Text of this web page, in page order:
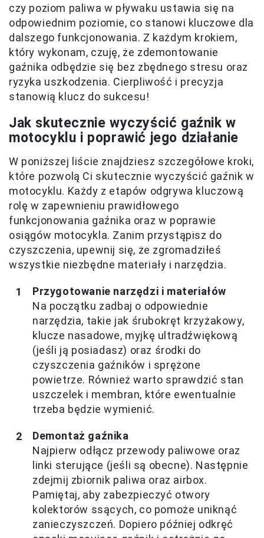
czy poziom paliwa w pływaku ustawia się na
odpowiednim poziomie, co stanowi kluczowe dla
dalszego funkcjonowania. Z każdym krokiem,
który wykonam, czuję, że zdemontowanie
gaźnika odbędzie się bez zbędnego stresu oraz
ryzyka uszkodzenia. Cierpliwość i precyzja
stanowią klucz do sukcesu!
Jak skutecznie wyczyścić gaźnik w
motocyklu i poprawić jego działanie
W poniższej liście znajdziesz szczegółowe kroki,
które pozwolą Ci skutecznie wyczyścić gaźnik w
motocyklu. Każdy z etapów odgrywa kluczową
rolę w zapewnieniu prawidłowego
funkcjonowania gaźnika oraz w poprawie
osiągów motocykla. Zanim przystąpisz do
czyszczenia, upewnij się, że zgromadziłeś
wszystkie niezbędne materiały i narzędzia.
Przygotowanie narzędzi i materiałów
Na początku zadbaj o odpowiednie
narzędzia, takie jak śrubokręt krzyżakowy,
klucze nasadowe, myjkę ultradźwiękową
(jeśli ją posiadasz) oraz środki do
czyszczenia gaźników i sprężone
powietrze. Również warto sprawdzić stan
uszczelek i membran, które ewentualnie
trzeba będzie wymienić.
Demontaż gaźnika
Najpierw odłącz przewody paliwowe oraz
linki sterujące (jeśli są obecne). Następnie
zdejmij zbiornik paliwa oraz airbox.
Pamiętaj, aby zabezpieczyć otwory
kolektorów ssących, co pomoże uniknąć
zanieczyszczeń. Dopiero później odkręć